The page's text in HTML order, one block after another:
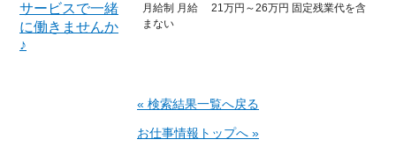
月給制 月給 21万円～26万円 固定残業代を含
まない
« 検索結果一覧へ戻る
お仕事情報トップへ »